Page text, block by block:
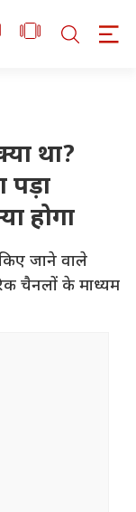
था?
पड़ा
होगा
किए जाने वाले
चैनलों के माध्यम